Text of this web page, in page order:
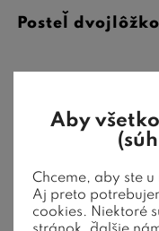
Posteľ
Drevená posteľ
borovice.
Aby
Chceme, aby ste
Aj preto
cookies. Niektoré